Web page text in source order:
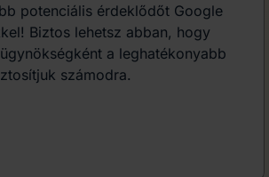
potenciális érdeklődőt Google
Biztos lehetsz abban, hogy
ügynökségként a leghatékonyabb
számodra.